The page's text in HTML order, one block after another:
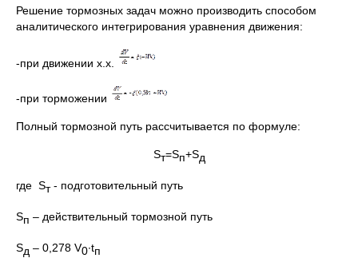
Решение тормозных задач можно производить способом
аналитического интегрирования уравнения движения:
-при движении х.х.
-при торможении
Полный тормозной путь рассчитывается по формуле:
Sт=Sп+Sд
где Sт- подготовительный путь
Sп – действительный тормозной путь
Sд – 0,278 V0·tп